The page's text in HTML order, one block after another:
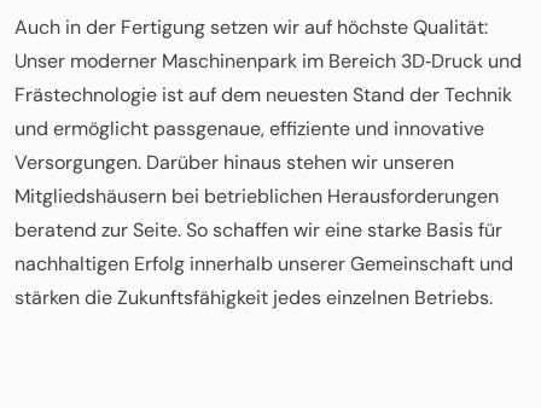
Auch in der Fertigung setzen wir auf höchste Qualität:
Unser moderner Maschinenpark im Bereich 3D‑Druck und
Frästechnologie ist auf dem neuesten Stand der Technik
und ermöglicht passgenaue, effiziente und innovative
Versorgungen. Darüber hinaus stehen wir unseren
Mitgliedshäusern bei betrieblichen Herausforderungen
beratend zur Seite. So schaffen wir eine starke Basis für
nachhaltigen Erfolg innerhalb unserer Gemeinschaft und
stärken die Zukunftsfähigkeit jedes einzelnen Betriebs.